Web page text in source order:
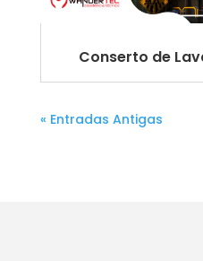
Conserto de
« Entradas Antigas